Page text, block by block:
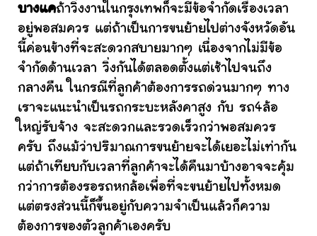
บางแคถ้าวิ่งงานในกรุงเทพก็จะมีข้อจำกัดเรื่องเวลา
อยู่พอสมควร แต่ถ้าเป็นการขนย้ายไปต่างจังหวัดอัน
นี้ค่อนข้างที่จะสะดวกสบายมากๆ เนื่องจากไม่มีข้อ
จำกัดด้านเวลา วิ่งกันได้ตลอดตั้งแต่เช้าไปจนถึง
กลางคืน ในกรณีที่ลูกค้าต้องการรถด่วนมากๆ ทาง
เราจะแนะนำเป็นรถกระบะหลังคาสูง กับ รถ4ล้อ
ใหญ่รับจ้าง จะสะดวกและรวดเร็วกว่าพอสมควร
ครับ ถึงแม้ว่าปริมาณการขนย้ายจะได้เยอะไม่เท่ากัน
แต่ถ้าเทียบกับเวลาที่ลูกค้าจะได้คืนมาบ้างอาจจะคุ้ม
กว่าการต้องรอรถหกล้อเพื่อที่จะขนย้ายไปทั้งหมด
แต่ตรงส่วนนี้ก็ขึ้นอยู่กับความจำเป็นแล้วก็ความ
ต้องการของตัวลูกค้าเองครับ